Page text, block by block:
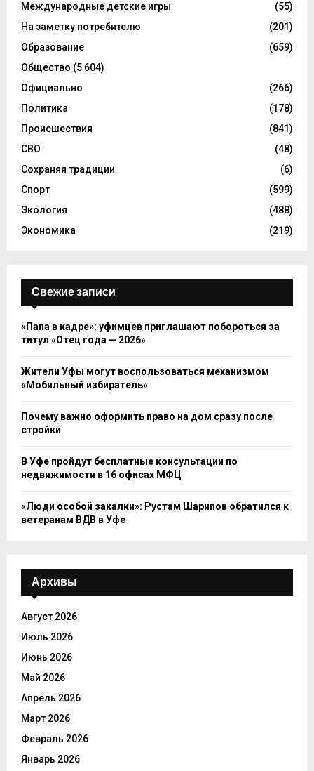
Международные детские игры
(55)
На заметку потребителю
(201)
Образование
(659)
Общество (5 604)
Официально
(266)
Политика
(178)
Происшествия
(841)
СВО
(48)
Сохраняя традиции
(6)
Спорт
(599)
Экология
(488)
Экономика
(219)
Свежие записи
«Папа в кадре»: уфимцев приглашают побороться за
титул «Отец года — 2026»
Жители Уфы могут воспользоваться механизмом
«Мобильный избиратель»
Почему важно оформить право на дом сразу после
стройки
В Уфе пройдут бесплатные консультации по
недвижимости в 16 офисах МФЦ
«Люди особой закалки»: Рустам Шарипов обратился к
ветеранам ВДВ в Уфе
Архивы
Август 2026
Июль 2026
Июнь 2026
Май 2026
Апрель 2026
Март 2026
Февраль 2026
Январь 2026